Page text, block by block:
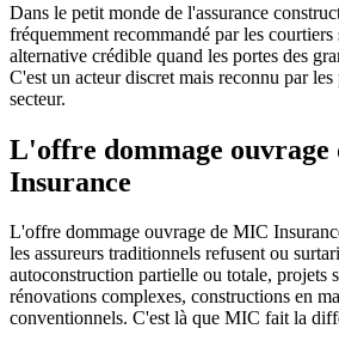
Dans le petit monde de l'assurance
fréquemment recommandé par les courtiers
alternative crédible quand les portes des
C'est un acteur discret mais reconnu par
secteur.
L'offre dommage ouvrage
Insurance
L'offre dommage ouvrage de MIC
les assureurs traditionnels refusent ou
autoconstruction partielle ou totale, projets
rénovations complexes, constructions en
conventionnels. C'est là que MIC fait la